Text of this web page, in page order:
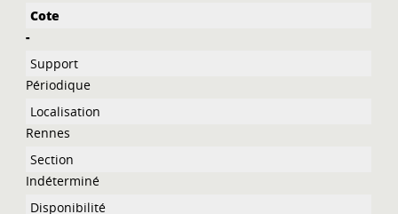
-
Périodique
Rennes
Indéterminé